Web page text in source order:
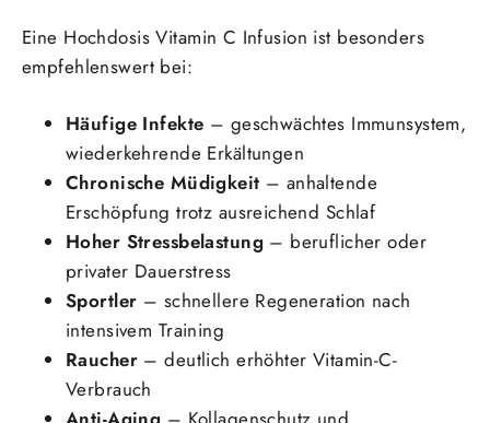
Eine Hochdosis Vitamin C Infusion ist besonders
empfehlenswert bei:
Häufige Infekte – geschwächtes Immunsystem,
wiederkehrende Erkältungen
Chronische Müdigkeit – anhaltende
Erschöpfung trotz ausreichend Schlaf
Hoher Stressbelastung– beruflicher oder
privater Dauerstress
Sportler – schnellere Regeneration nach
intensivem Training
Raucher– deutlich erhöhter Vitamin-C-
Verbrauch